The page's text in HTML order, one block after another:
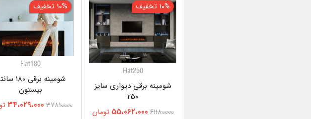
10% تخفیف
Flat250
شومینه برقی دیواری سایز
250
61180000 55،062،000 تومان
10% تخفیف
Flat180
شومینه برقی
بیستون
3781000034،029،000